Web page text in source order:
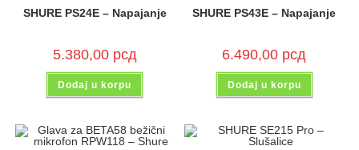
SHURE PS24E – Napajanje
5.380,00 рсд
Dodaj u korpu
SHURE PS43E – Napajanje
6.490,00 рсд
Dodaj u korpu